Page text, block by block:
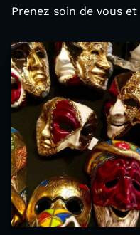
Prenez soin de vous